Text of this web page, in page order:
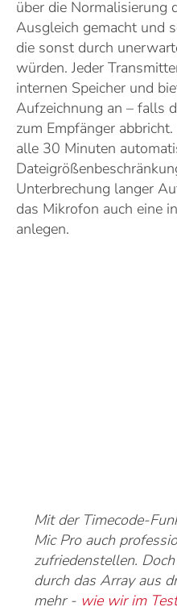
über die Normalisierung
Ausgleich gemacht und
die sonst durch
würden. Jeder
internen Speicher und
Aufzeichnung an – falls
zum Empfänger
alle 30 Minuten
Unterbrechung langer
das Mikrofon auch eine
anlegen.
Mit der Timecode-
Mic Pro auch
zufriedenstellen.
durch das Array aus
mehr - wie wir im